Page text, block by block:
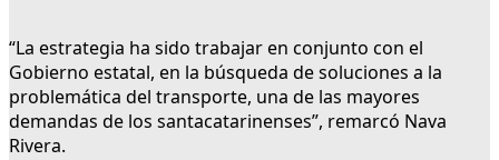
“La estrategia ha sido trabajar en conjunto con el
Gobierno estatal, en la búsqueda de soluciones a la
problemática del transporte, una de las mayores
demandas de los santacatarinenses”, remarcó Nava
Rivera.